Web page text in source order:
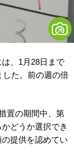
、1月28日まで
した。前の週の倍
置の期間中、第
どうか選択でき
提供を認めてい